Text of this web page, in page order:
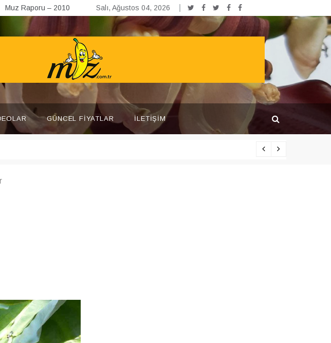
Muz Raporu – 2010 Salı, Ağustos 04, 2026
GÜNCEL FIYATLAR İLETIŞIM